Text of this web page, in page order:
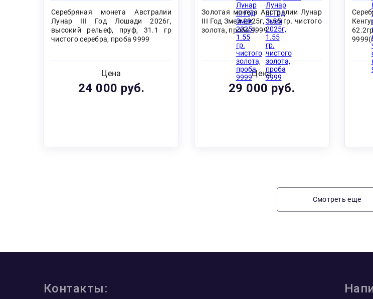
Серебряная монета Австралии
Лунар III Год Лошади 2026г,
высокий рельеф, пруф, 31.1 гр
чистого серебра, проба 9999
Цена
24 000 руб.
Золотая монета Австралии Лунар
III Год Змеи 2025г, 1.55 гр. чистого
золота, проба 9999
Цена
29 000 руб.
Смотреть еще
Контакты: